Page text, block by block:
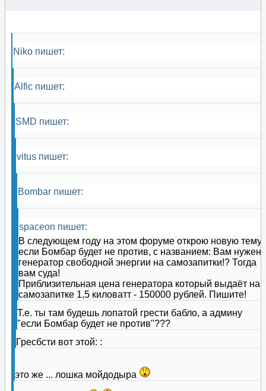
Niko пишет:
Alfic пишет:
SMD пишет:
vitus пишет:
Bombar пишет:
spaceon пишет:
В следующем году на этом форуме открою новую тему,
если Бомбар будет не против, с названием: Вам нужен
генератор свободной энергии на самозапитки!? Тогда
вам суда!
Приблизительная цена генератора который выдаёт на
самозапитке 1,5 киловатт - 150000 рублей. Пишите!
Т.е. ты там будешь лопатой грести бабло, а админу
"если Бомбар будет не против"???
Гресбсти вот этой: :
это же ... лошка мойдодыра